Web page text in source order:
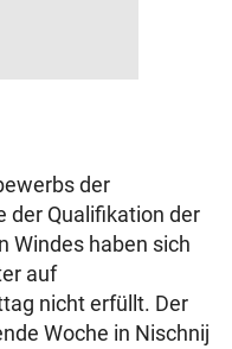
der
der Qualifikation der
Windes haben sich
auf
nicht erfüllt. Der
Woche in Nischnij